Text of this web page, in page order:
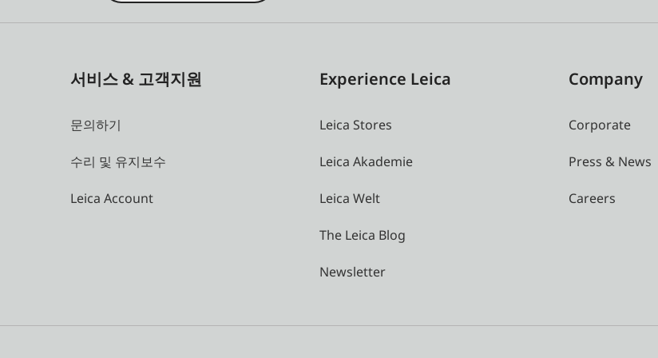
서비스 & 고객지원
문의하기
수리 및 유지보수
Leica Account
Experience Leica
Leica Stores
Leica Akademie
Leica Welt
The Leica Blog
Newsletter
Company
Corporate
Press & News
Careers